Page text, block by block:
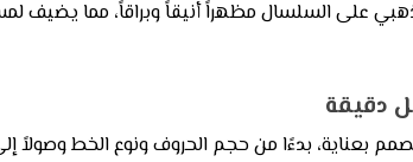
على السلسال مظهراً أنيقاً وبراقاً، مما يضيف
دقيقة
بدءًا من حجم الحروف ونوع الخط وصولاً